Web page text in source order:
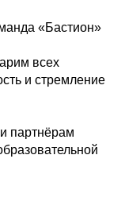
«Бастион»
всех
и стремление
партнёрам